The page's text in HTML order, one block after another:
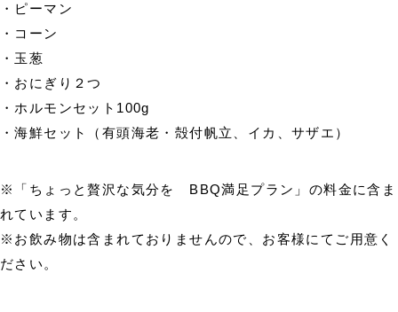
・ピーマン
・コーン
・玉葱
・おにぎり２つ
・ホルモンセット100g
・海鮮セット（有頭海老・殻付帆立、イカ、サザエ）
※「ちょっと贅沢な気分を BBQ満足プラン」の料金に含ま
れています。
※お飲み物は含まれておりませんので、お客様にてご用意く
ださい。